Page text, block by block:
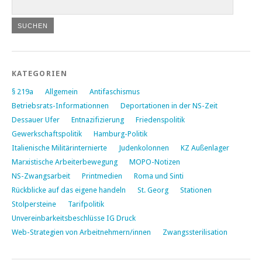
KATEGORIEN
§ 219a Allgemein
Antifaschismus
Betriebsrats-Informationnen
Deportationen in der NS-Zeit
Dessauer Ufer
Entnazifizierung
Friedenspolitik
Gewerkschaftspolitik
Hamburg-Politik
Italienische Militärinternierte
Judenkolonnen
KZ Außenlager
Marxistische Arbeiterbewegung
MOPO-Notizen
NS-Zwangsarbeit
Printmedien
Roma und Sinti
Rückblicke auf das eigene handeln
St. Georg
Stationen
Stolpersteine
Tarifpolitik
Unvereinbarkeitsbeschlüsse IG Druck
Web-Strategien von Arbeitnehmern/innen
Zwangssterilisation